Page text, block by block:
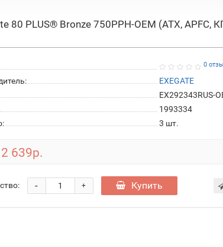
80 PLUS® Bronze 750PPH-OEM (ATX, APFC,
0
EXEGATE
EX292343RUS-
1993334
3 шт.
2 639р.
+
- Купить